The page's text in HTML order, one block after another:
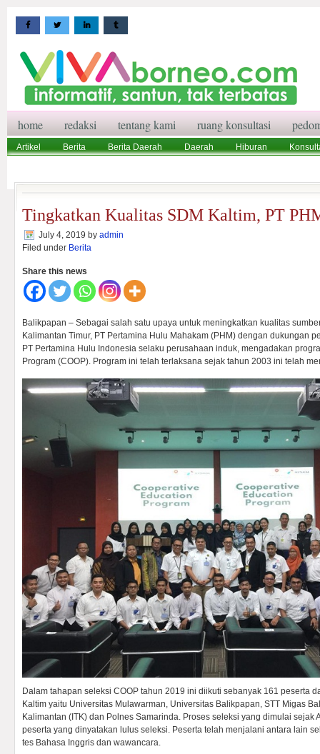
home redaksi tentang kami ruang konsultasi
Artikel Berita Berita Daerah Daerah Hiburan
Tingkatkan Kualitas SDM Kaltim, PT
July 4, 2019 by admin
Filed under Berita
Share this news
Balikpapan – Sebagai salah satu upaya untuk meningkatkan kualitas
Kalimantan Timur, PT Pertamina Hulu Mahakam (PHM) dengan dukungan
PT Pertamina Hulu Indonesia selaku perusahaan induk, mengadakan
Program (COOP). Program ini telah terlaksana sejak tahun 2003 ini telah
Dalam tahapan seleksi COOP tahun 2019 ini diikuti sebanyak 161 peserta
Kaltim yaitu Universitas Mulawarman, Universitas Balikpapan, STT Migas
Kalimantan (ITK) dan Polnes Samarinda. Proses seleksi yang dimulai sejak
peserta yang dinyatakan lulus seleksi. Peserta telah menjalani antara lain
tes Bahasa Inggris dan wawancara.